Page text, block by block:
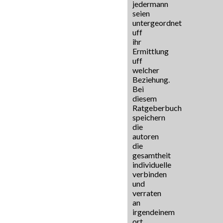
jedermann
seien
untergeordnet
uff
ihr
Ermittlung
uff
welcher
Beziehung.
Bei
diesem
Ratgeberbuch
speichern
die
autoren
die
gesamtheit
individuelle
verbinden
und
verraten
an
irgendeinem
ort